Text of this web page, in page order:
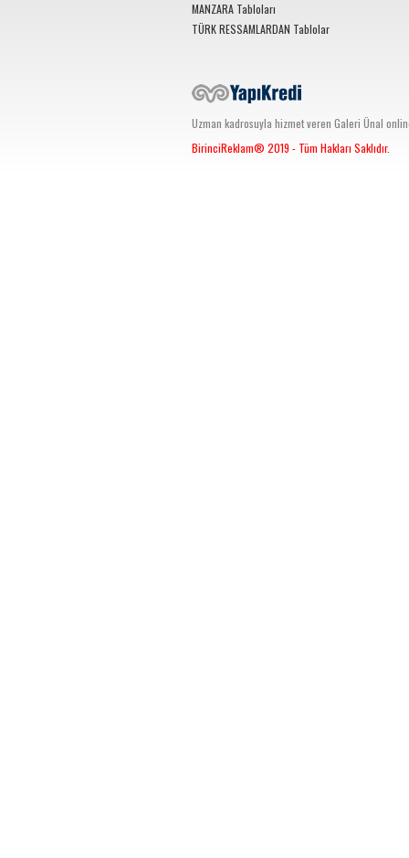
MANZARA Tabloları
TÜRK RESSAMLARDAN Tablolar
Uzman kadrosuyla hizmet veren Galeri Ünal
BirinciReklam® 2019 - Tüm Hakları Saklıdır.